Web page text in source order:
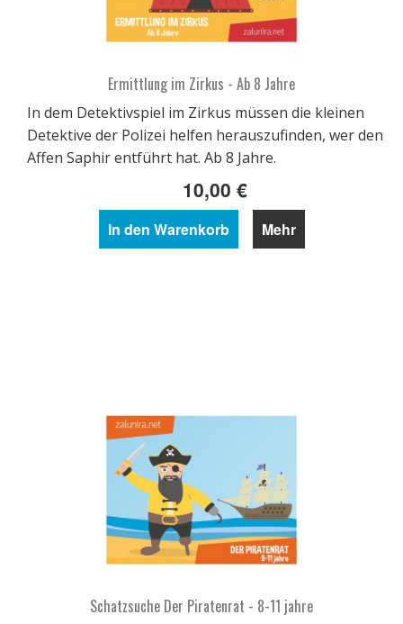
Ermittlung im Zirkus - Ab 8 Jahre
In dem Detektivspiel im Zirkus müssen die kleinen
Detektive der Polizei helfen herauszufinden, wer den
Affen Saphir entführt hat. Ab 8 Jahre.
10,00 €
In den Warenkorb Mehr
Schatzsuche Der Piratenrat - 8-11 jahre